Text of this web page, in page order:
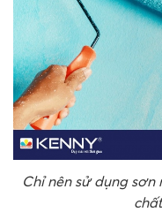
Chỉ nên sử dụng